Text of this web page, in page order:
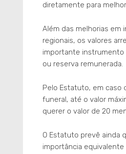
diretamente para
Além das melhorias em
regionais, os valores
importante instrumento
ou reserva remunerada.
Pelo Estatuto, em caso
funeral, até o valor
querer o valor de 20
O Estatuto prevê ainda
importância equivalente